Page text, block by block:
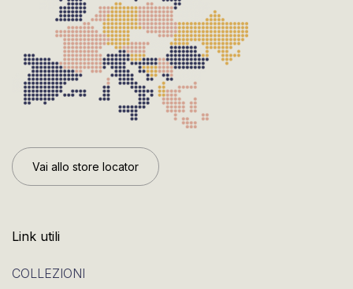
Vai allo store locator
Link utili
COLLEZIONI